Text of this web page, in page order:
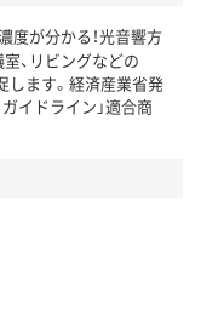
度が分かる！光音響方
、リビングなどの
します。経済産業省発
イドライン」適合商